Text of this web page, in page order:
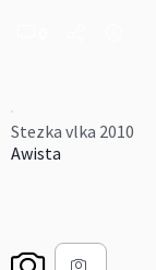
Stezka vlka 2010
Awista